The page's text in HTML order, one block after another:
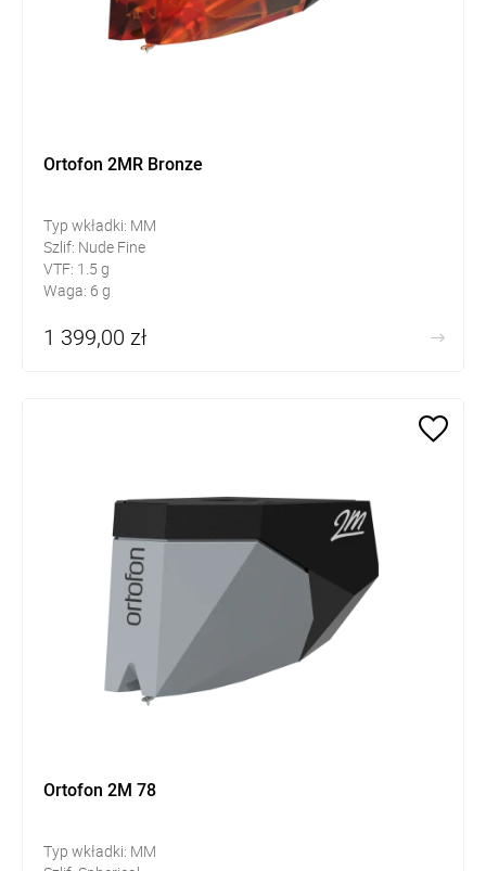
Ortofon 2MR Bronze
Typ wkładki: MM
Szlif: Nude Fine
VTF: 1.5 g
Waga: 6 g
1 399,00 zł
Ortofon 2M 78
Typ wkładki: MM